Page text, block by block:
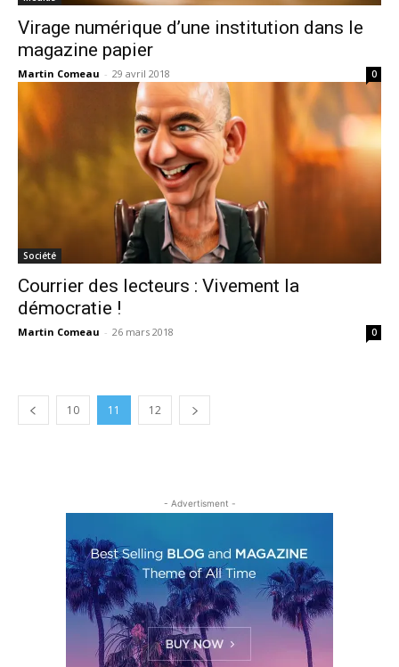
Virage numérique d’une institution dans le
magazine papier
Martin Comeau - 29 avril 2018 0
Société
Courrier des lecteurs : Vivement la
démocratie !
Martin Comeau - 26 mars 2018 0
10 11 12
- Advertisment -